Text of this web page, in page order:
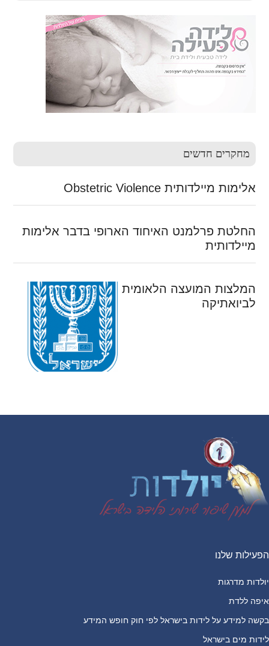
מחקרים חדשים
אלימות מיילדותית Obstetric Violence
החלטת פרלמנט האיחוד הארופי בדבר אלימות
מיילדותית
המלצות המועצה הלאומית
לביואתיקה
Footer
הפעילות שלנו
יולדות מדרגות
איפה ללדת
בקשה למידע על לידות בישראל לפי חוק חופש המידע
לידות מים בישראל